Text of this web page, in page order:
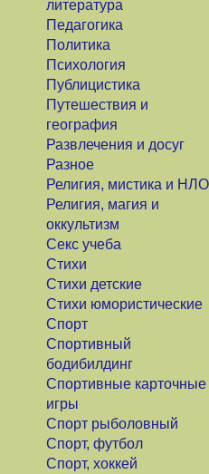
литература
Педагогика
Политика
Психология
Публицистика
Путешествия и
география
Развлечения и досуг
Разное
Религия, мистика и НЛО
Религия, магия и
оккультизм
Секс учеба
Стихи
Стихи детские
Стихи юмористические
Спорт
Спортивный
бодибилдинг
Спортивные карточные
игры
Спорт рыболовный
Спорт, футбол
Спорт, хоккей